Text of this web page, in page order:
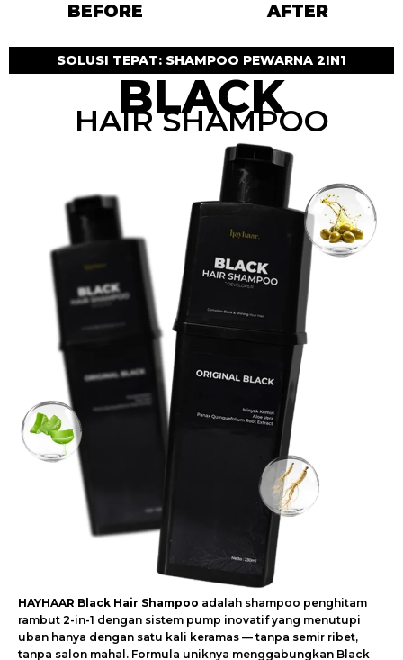
BEFORE AFTER
SOLUSI TEPAT: SHAMPOO PEWARNA 2IN1
BLACK
HAIR SHAMPOO
HAYHAAR Black Hair Shampoo adalah shampoo penghitam
rambut 2-in-1 dengan sistem pump inovatif yang menutupi
uban hanya dengan satu kali keramas — tanpa semir ribet,
tanpa salon mahal. Formula uniknya menggabungkan Black